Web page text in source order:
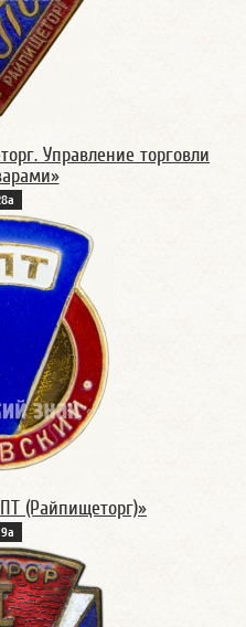
Управление торговли
(Райпищеторг)»